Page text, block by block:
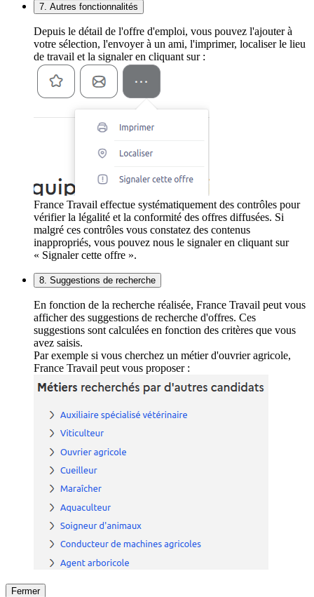
7. Autres fonctionnalités
Depuis le détail de l'offre d'emploi, vous pouvez l'ajouter à
votre sélection, l'envoyer à un ami, l'imprimer, localiser le lieu
de travail et la signaler en cliquant sur :
France Travail effectue systématiquement des contrôles pour
vérifier la légalité et la conformité des offres diffusées. Si
malgré ces contrôles vous constatez des contenus
inappropriés, vous pouvez nous le signaler en cliquant sur
« Signaler cette offre ».
8. Suggestions de recherche
En fonction de la recherche réalisée, France Travail peut vous
afficher des suggestions de recherche d'offres. Ces
suggestions sont calculées en fonction des critères que vous
avez saisis.
Par exemple si vous cherchez un métier d'ouvrier agricole,
France Travail peut vous proposer :
Fermer